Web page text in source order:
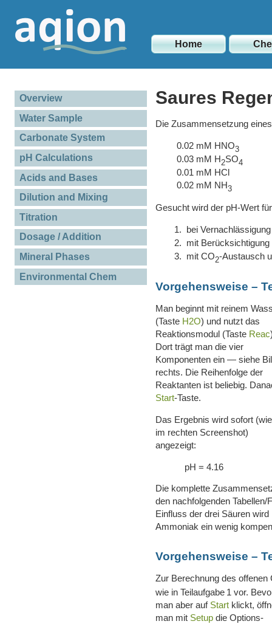
Home
Overview
Water Sample
Carbonate System
pH Calculations
Acids and Bases
Dilution and Mixing
Titration
Dosage / Addition
Mineral Phases
Environmental Chem
Saures
Die Zusammensetzung
0.02 mM HNO3
0.03 mM H2SO4
0.01 mM HCl
0.02 mM NH3
Gesucht wird der pH-Wert
1. bei
2. mit Berücksichtigung
3. mit CO2-Austausch
Vorgehensweise –
Man beginnt mit reinem
(Taste H2O) und nutzt das
Reaktionsmodul (Taste Reac
Dort trägt man die vier
Komponenten ein — siehe
rechts. Die Reihenfolge der
Reaktanten ist beliebig.
Start-Taste.
Das Ergebnis wird sofort (wie
im rechten Screenshot)
angezeigt:
pH = 4.16
Die komplette
den nachfolgenden
Einfluss der drei Säuren
Ammoniak ein wenig
Vorgehensweise –
Zur Berechnung des offenen
wie in Teilaufgabe 1 vor.
man aber auf Startklickt,
man mit Setupdie Options­